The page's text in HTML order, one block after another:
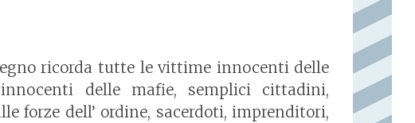
ricorda tutte le vittime innocenti delle
delle mafie, semplici cittadini,
forze dell’ ordine, sacerdoti, imprenditori,